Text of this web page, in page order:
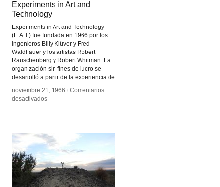
Experiments in Art and
Technology
Experiments in Art and Technology
(E.A.T.) fue fundada en 1966 por los
ingenieros Billy Klüver y Fred
Waldhauer y los artistas Robert
Rauschenberg y Robert Whitman. La
organización sin fines de lucro se
desarrolló a partir de la experiencia de
noviembre 21, 1966 / Comentarios
desactivadosen
Technology
Experiments in Art and
Technology
noviembre 21, 1966 / Comentarios
desactivadosen
Technology